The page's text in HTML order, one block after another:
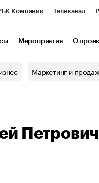
Компании Телеканал
Мероприятия О
Маркетинг и